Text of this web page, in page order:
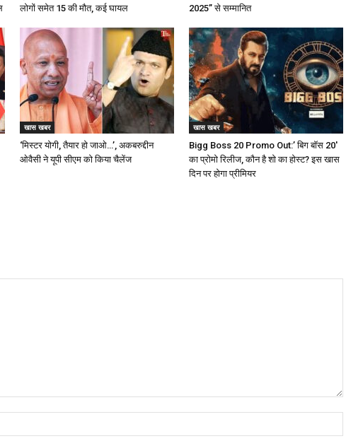
लोगों समेत 15 की मौत, कई घायल
2025” से सम्मानित
खास खबर
‘मिस्टर योगी, तैयार हो जाओ…’, अकबरुद्दीन
ओवैसी ने यूपी सीएम को किया चैलेंज
खास खबर
Bigg Boss 20 Promo Out:’ बिग बॉस 20′
का प्रोमो रिलीज, कौन है शो का होस्ट? इस खास
दिन पर होगा प्रीमियर